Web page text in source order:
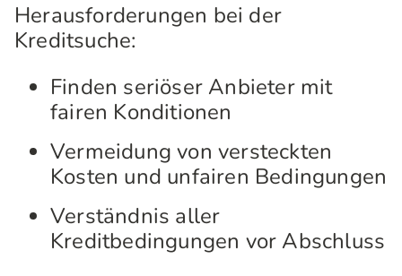
Herausforderungen bei der
Kreditsuche:
Finden seriöser Anbieter mit
fairen Konditionen
Vermeidung von versteckten
Kosten und unfairen Bedingungen
Verständnis aller
Kreditbedingungen vor Abschluss